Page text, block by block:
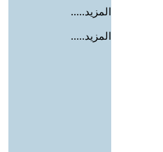
المزيد.....
المزيد.....